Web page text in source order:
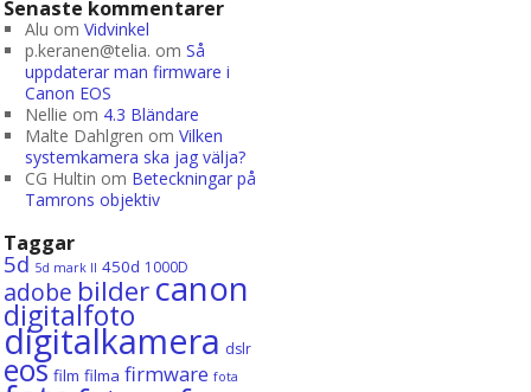
Senaste kommentarer
Alu om Vidvinkel
p.keranen@telia. om Så
uppdaterar man firmware i
Canon EOS
Nellie om 4.3 Bländare
Malte Dahlgren om Vilken
systemkamera ska jag välja?
CG Hultin om Beteckningar på
Tamrons objektiv
Taggar
5d 5d mark II 450d 1000D
adobe bilder canon
digitalfoto
digitalkamera dslr
eos film filma firmware fota